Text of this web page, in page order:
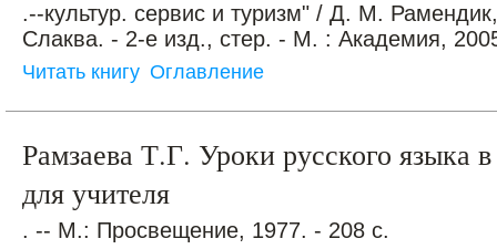
.--культур. сервис и туризм" / Д. М.
Слаква. - 2-е изд., стер. - М. : Академия,
Читать книгу Оглавление
Рамзаева Т.Г. Уроки русского языка
для учителя
. -- М.: Просвещение, 1977. - 208 с.